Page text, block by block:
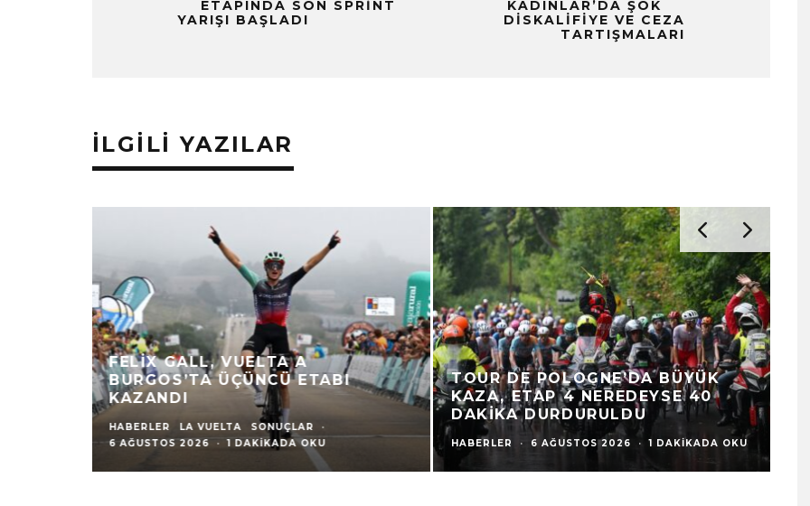
ETAPINDA SON SPRINT
YARIŞI BAŞLADI
KADINLAR’DA ŞOK
DISKALIFIYE VE CEZA
TARTIŞMALARI
İLGILI YAZILAR
FELIX GALL, VUELTA A
BURGOS’TA ÜÇÜNCÜ ETABI
KAZANDI
HABERLER LA VUELTA SONUÇLAR
·
6 AĞUSTOS 2026
· 1 DAKIKADA OKU
TOUR DE POLOGNE’DA BÜYÜK
KAZA, ETAP 4 NEREDEYSE 40
DAKIKA DURDURULDU
HABERLER · 6 AĞUSTOS 2026 · 1 DAKIKADA OKU
1